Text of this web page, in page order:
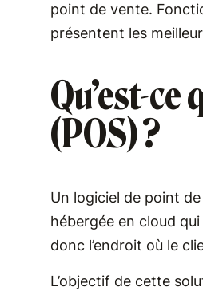
point de vente.
présentent les
Qu’est-
(POS) ?
Un logiciel de point
hébergée en cloud
donc l’endroit où le
L’objectif de cette